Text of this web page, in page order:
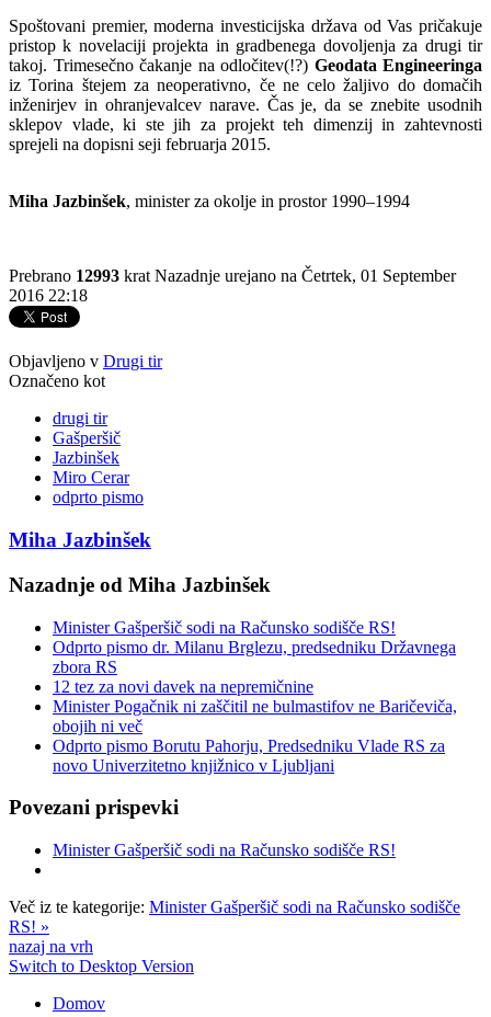
Spoštovani premier, moderna investicijska država od Vas pričakuje
pristop k novelaciji projekta in gradbenega dovoljenja za drugi tir
takoj. Trimesečno čakanje na odločitev(!?) Geodata Engineeringa
iz Torina štejem za neoperativno, če ne celo žaljivo do domačih
inženirjev in ohranjevalcev narave. Čas je, da se znebite usodnih
sklepov vlade, ki ste jih za projekt teh dimenzij in zahtevnosti
sprejeli na dopisni seji februarja 2015.
Miha Jazbinšek, minister za okolje in prostor 1990–1994
Prebrano 12993 kratNazadnje urejano na Četrtek, 01 September
2016 22:18
Objavljeno v Drugi tir
Označeno kot
drugi tir
Gašperšič
Jazbinšek
Miro Cerar
odprto pismo
Miha Jazbinšek
Nazadnje od Miha Jazbinšek
Minister Gašperšič sodi na Računsko sodišče RS!
Odprto pismo dr. Milanu Brglezu, predsedniku Državnega
zbora RS
12 tez za novi davek na nepremičnine
Minister Pogačnik ni zaščitil ne bulmastifov ne Baričeviča,
obojih ni več
Odprto pismo Borutu Pahorju, Predsedniku Vlade RS za
novo Univerzitetno knjižnico v Ljubljani
Povezani prispevki
Minister Gašperšič sodi na Računsko sodišče RS!
Več iz te kategorije: Minister Gašperšič sodi na Računsko sodišče
RS! »
nazaj na vrh
Switch to Desktop Version
Domov